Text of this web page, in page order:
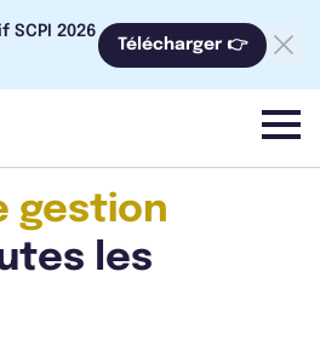
SCPI 2026
Télécharger 👉
menu
gestion
les